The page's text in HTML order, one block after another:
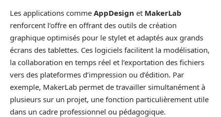
Les applications comme AppDesign et MakerLab
renforcent l’offre en offrant des outils de création
graphique optimisés pour le stylet et adaptés aux grands
écrans des tablettes. Ces logiciels facilitent la modélisation,
la collaboration en temps réel et l’exportation des fichiers
vers des plateformes d’impression ou d’édition. Par
exemple, MakerLab permet de travailler simultanément à
plusieurs sur un projet, une fonction particulièrement utile
dans un cadre professionnel ou pédagogique.